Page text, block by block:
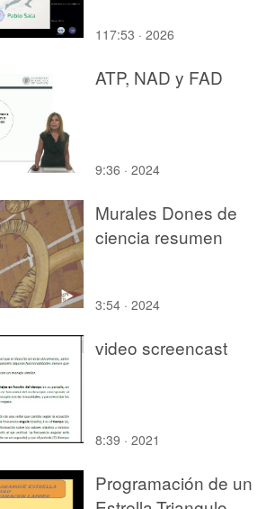
117:53 · 2026
ATP, NAD y FAD
9:36 · 2024
Murales Dones de
ciencia resumen
3:54 · 2024
video screencast
8:39 · 2021
Programación de un